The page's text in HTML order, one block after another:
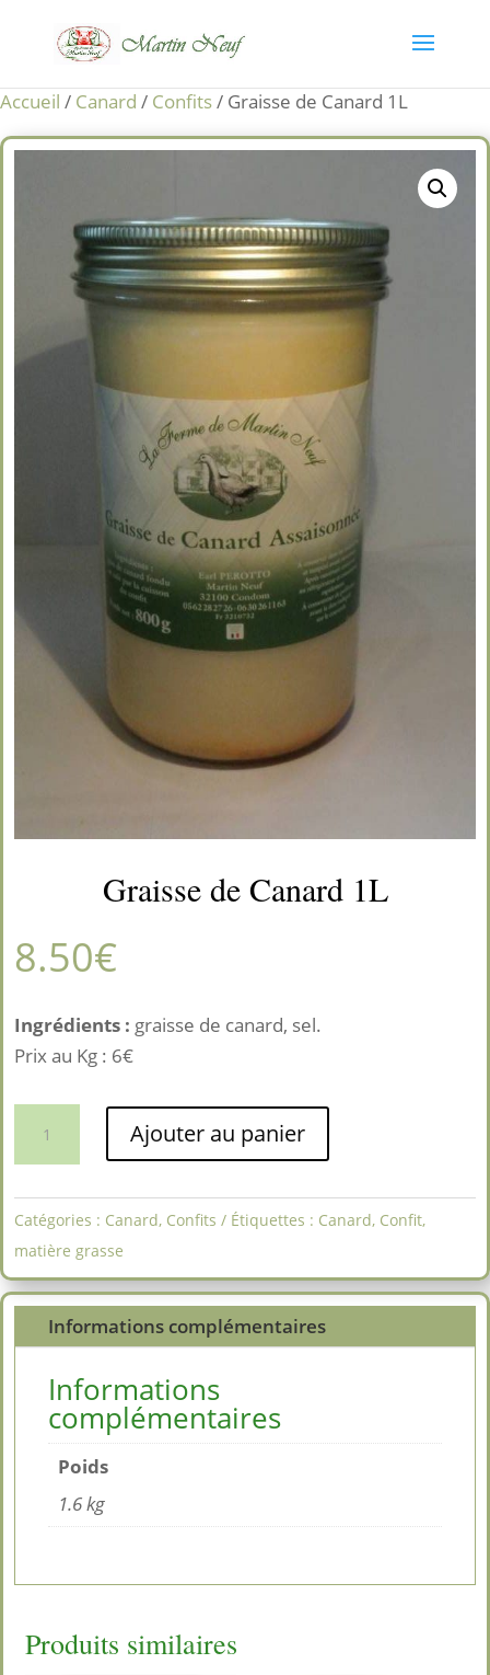
Accueil / Canard / Confits/ Graisse de Canard 1L
Graisse de Canard 1L
8.50€
Ingrédients : graisse de canard, sel.
Prix au Kg : 6€
de
Canard
1L
Ajouter au panier
Catégories : Canard, Confits Étiquettes : Canard, Confit,
matière grasse
Informations complémentaires
Informations
complémentaires
Poids
1.6 kg
Produits similaires